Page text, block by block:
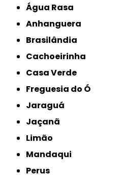
Água Rasa
Anhanguera
Brasilândia
Cachoeirinha
Casa Verde
Freguesia do Ó
Jaraguá
Jaçanã
Limão
Mandaqui
Perus